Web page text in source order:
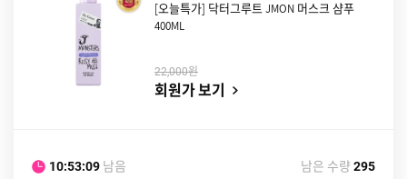
[오늘특가] 닥터그루트 JMON 머스크 샴푸
400ML
22,000원
회원가 보기
10:53:08 남음 남은 수량 295